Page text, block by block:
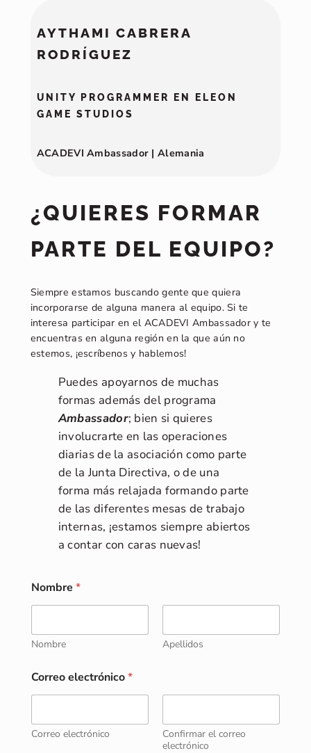
AYTHAMI CABRERA
RODRÍGUEZ
UNITY PROGRAMMER EN ELEON
GAME STUDIOS
ACADEVI Ambassador | Alemania
¿QUIERES FORMAR
PARTE DEL EQUIPO?
Siempre estamos buscando gente que quiera
incorporarse de alguna manera al equipo. Si te
interesa participar en el ACADEVI Ambassador y te
encuentras en alguna región en la que aún no
estemos, ¡escríbenos y hablemos!
Puedes apoyarnos de muchas
formas además del programa
Ambassador; bien si quieres
involucrarte en las operaciones
diarias de la asociación como parte
de la Junta Directiva, o de una
forma más relajada formando parte
de las diferentes mesas de trabajo
internas, ¡estamos siempre abiertos
a contar con caras nuevas!
e
e
e
c
r
ó
n
c
o
Nombre *
Nombre Apellidos
Correo electrónico*
Correo electrónico
Confirmar el correo
electrónico